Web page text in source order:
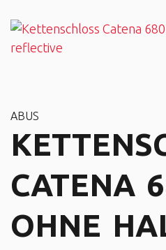
ABUS
CATENA
OHNE